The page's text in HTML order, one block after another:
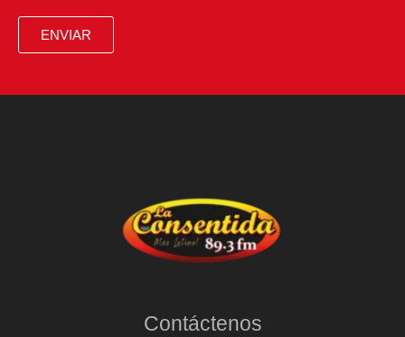
ENVIAR
Contáctenos